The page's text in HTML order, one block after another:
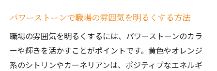
パワーストーンで職場の雰囲気を明るくする方法
職場の雰囲気を明るくするには、パワーストーンのカラ
ーや輝きを活かすことがポイントです。黄色やオレンジ
系のシトリンやカーネリアンは、ポジティブなエネルギ